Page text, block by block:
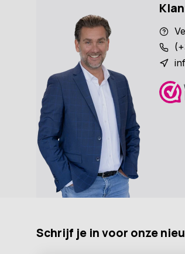
Schrijf je in voor onze